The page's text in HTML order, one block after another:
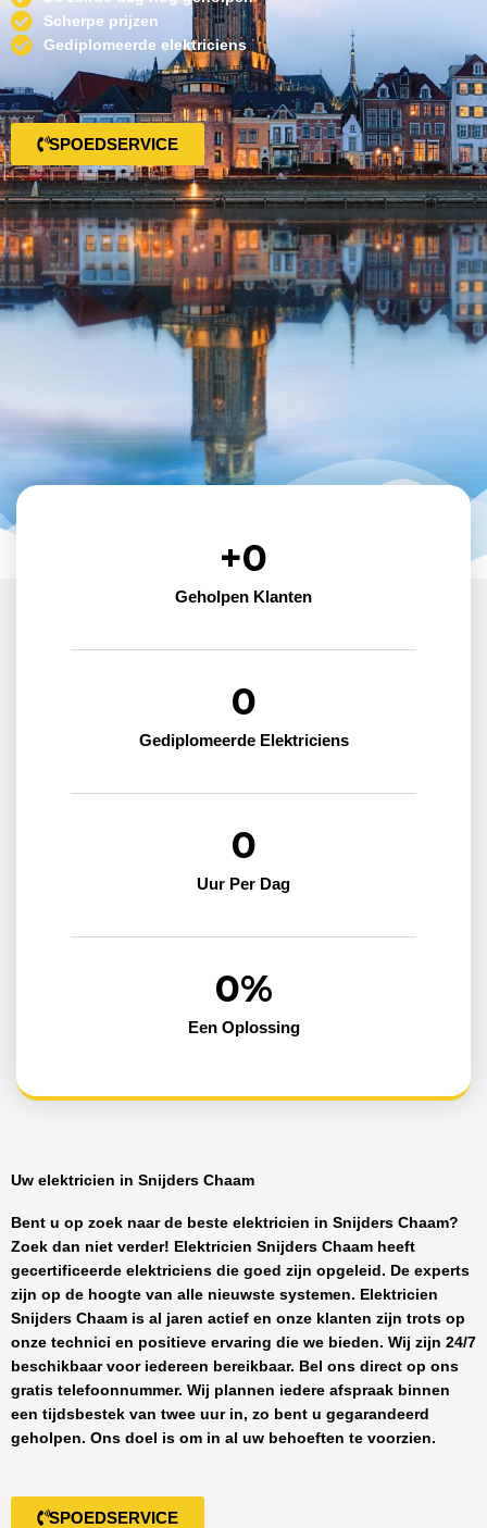
Scherpe prijzen
Gediplomeerde elektriciens
SPOEDSERVICE
Geholpen Klanten
+0
Gediplomeerde Elektriciens
0
Uur Per Dag
0
Een Oplossing
0%
Uw elektricien in Snijders Chaam
Bent u op zoek naar de beste elektricien in Snijders Chaam?
Zoek dan niet verder! Elektricien Snijders Chaam heeft
gecertificeerde elektriciens die goed zijn opgeleid. De experts
zijn op de hoogte van alle nieuwste systemen. Elektricien
Snijders Chaam is al jaren actief en onze klanten zijn trots op
onze technici en positieve ervaring die we bieden. Wij zijn 24/7
beschikbaar voor iedereen bereikbaar. Bel ons direct op ons
gratis telefoonnummer. Wij plannen iedere afspraak binnen
een tijdsbestek van twee uur in, zo bent u gegarandeerd
geholpen. Ons doel is om in al uw behoeften te voorzien.
SPOEDSERVICE